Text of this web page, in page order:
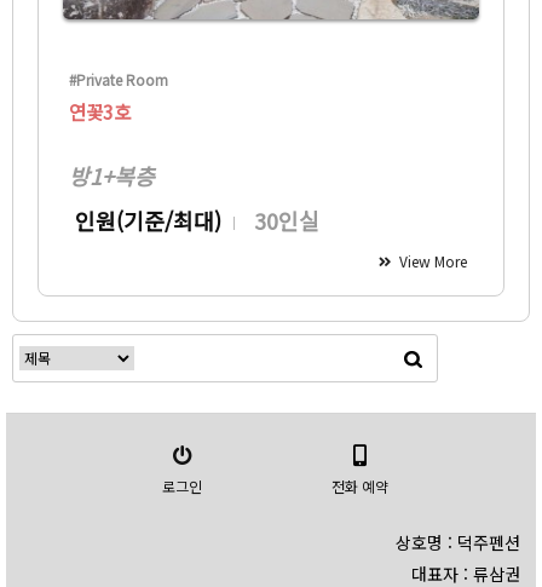
#Private Room
연꽃3호
방1+복층
인원(기준/최대)
30인실
View More
로그인 전화 예약
상호명 : 덕주펜션
대표자 : 류삼권